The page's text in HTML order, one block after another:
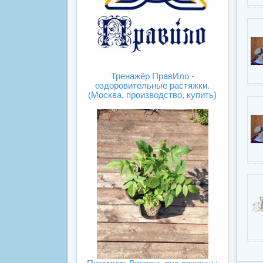
Тренажёр ПравИло -
оздоровительные растяжки.
(Москва, производство, купить)